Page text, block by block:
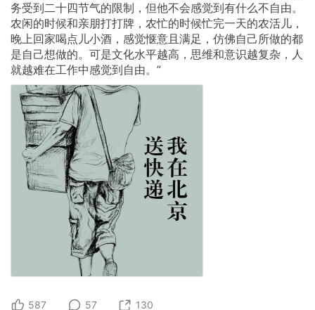
务受到二十四节气的限制，但他不会感觉到有什么不自由。
农闲的时候和亲朋打打牌，农忙的时候忙完一天的农活儿，
晚上回家喝点儿小酒，感觉惬意且满足，仿佛自己所做的都
是自己想做的。可是文化水平越高，思维和意识越复杂，人
就越难在工作中感觉到自由。”
587 57 130